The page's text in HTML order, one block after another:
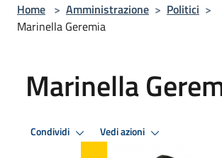
Home > Amministrazione > Politici >
Marinella Geremia
Marinella
Condividi Vedi azioni